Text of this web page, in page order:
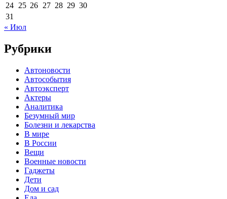
24 25 26 27 28 29 30
31
« Июл
Рубрики
Автоновости
Автособытия
Автоэксперт
Актеры
Аналитика
Безумный мир
Болезни и лекарства
В мире
В России
Вещи
Военные новости
Гаджеты
Дети
Дом и сад